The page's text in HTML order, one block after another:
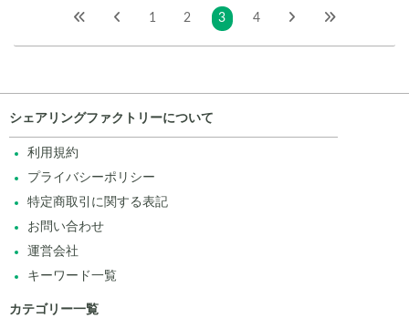
1 2 3 4
シェアリングファクトリーについて
利用規約
プライバシーポリシー
特定商取引に関する表記
お問い合わせ
運営会社
キーワード一覧
カテゴリー一覧